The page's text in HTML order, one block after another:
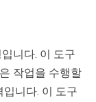
니다. 이 도구
작업을 수행할
니다. 이 도구